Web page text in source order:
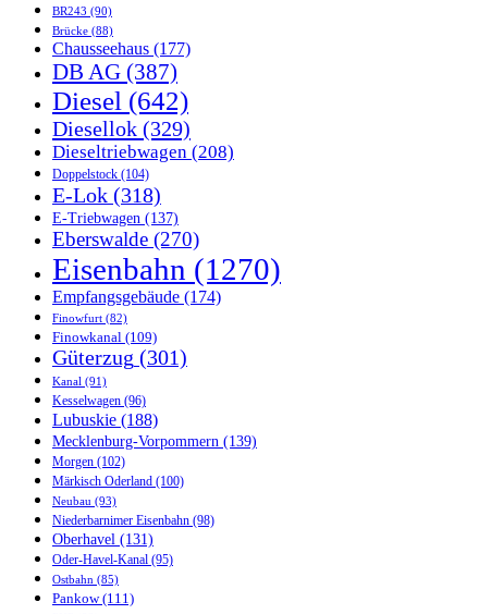
BR243 (90)
Brücke (88)
Chausseehaus (177)
DB AG (387)
Diesel (642)
Diesellok (329)
Dieseltriebwagen (208)
Doppelstock (104)
E-Lok (318)
E-Triebwagen (137)
Eberswalde (270)
Eisenbahn (1270)
Empfangsgebäude (174)
Finowfurt (82)
Finowkanal (109)
Güterzug (301)
Kanal (91)
Kesselwagen (96)
Lubuskie (188)
Mecklenburg-Vorpommern (139)
Morgen (102)
Märkisch Oderland (100)
Neubau (93)
Niederbarnimer Eisenbahn (98)
Oberhavel (131)
Oder-Havel-Kanal (95)
Ostbahn (85)
Pankow(111)